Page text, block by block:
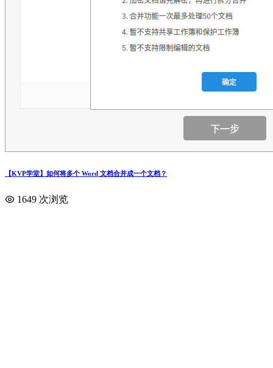
【KVP学堂】如何将多个 Word 文档合并成一个文档？
1649 次浏览